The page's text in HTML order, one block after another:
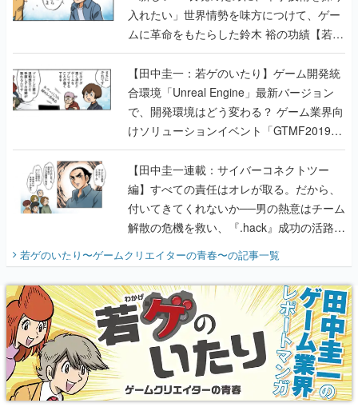
入れたい」世界情勢を味方につけて、ゲー
ムに革命をもたらした鈴木 裕の功績【若ゲ
のいたり】
【田中圭一：若ゲのいたり】ゲーム開発統
合環境「Unreal Engine」最新バージョン
で、開発環境はどう変わる？ ゲーム業界向
けソリューションイベント「GTMF2019」
に行って、より理解を深めよう【PR】
【田中圭一連載：サイバーコネクトツー
編】すべての責任はオレが取る。だから、
付いてきてくれないか──男の熱意はチーム
解散の危機を救い、『.hack』成功の活路を
開く。業界の快男児・松山 洋に流れる血は
『少年ジャンプ』色だった【若ゲのいた
り】
若ゲのいたり〜ゲームクリエイターの青春〜の記事一覧